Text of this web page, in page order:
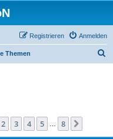
Anmelden
Registrieren
Themen
1von
2 3 4 5 8